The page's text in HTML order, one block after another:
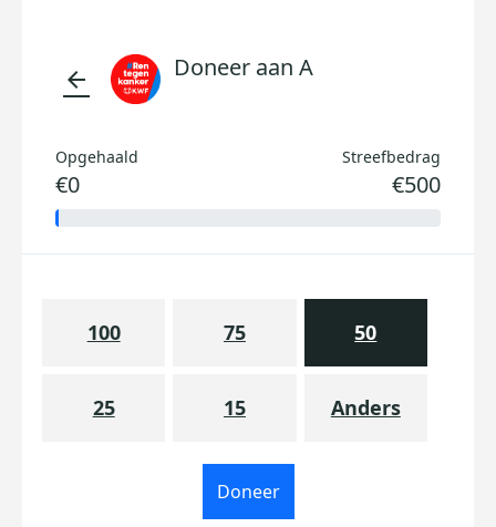
arrow_back Doneer aan A
Opgehaald
€0
Streefbedrag
€500
100 75 50
25 15 Anders
Doneer